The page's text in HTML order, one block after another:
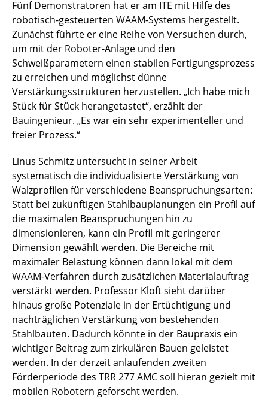
Fünf Demonstratoren hat er am ITE mit Hilfe des
robotisch-gesteuerten WAAM-Systems hergestellt.
Zunächst führte er eine Reihe von Versuchen durch,
um mit der Roboter-Anlage und den
Schweißparametern einen stabilen Fertigungsprozess
zu erreichen und möglichst dünne
Verstärkungsstrukturen herzustellen. „Ich habe mich
Stück für Stück herangetastet“, erzählt der
Bauingenieur. „Es war ein sehr experimenteller und
freier Prozess.“
Linus Schmitz untersucht in seiner Arbeit
systematisch die individualisierte Verstärkung von
Walzprofilen für verschiedene Beanspruchungsarten:
Statt bei zukünftigen Stahlbauplanungen ein Profil auf
die maximalen Beanspruchungen hin zu
dimensionieren, kann ein Profil mit geringerer
Dimension gewählt werden. Die Bereiche mit
maximaler Belastung können dann lokal mit dem
WAAM-Verfahren durch zusätzlichen Materialauftrag
verstärkt werden. Professor Kloft sieht darüber
hinaus große Potenziale in der Ertüchtigung und
nachträglichen Verstärkung von bestehenden
Stahlbauten. Dadurch könnte in der Baupraxis ein
wichtiger Beitrag zum zirkulären Bauen geleistet
werden. In der derzeit anlaufenden zweiten
Förderperiode des TRR 277 AMC soll hieran gezielt mit
mobilen Robotern geforscht werden.